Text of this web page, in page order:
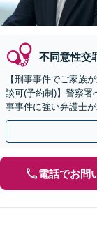
不同意性交
【刑事事件でご家族
談可(予約制)】警察署
事事件に強い弁護士
トします。【加害者
電話でお問